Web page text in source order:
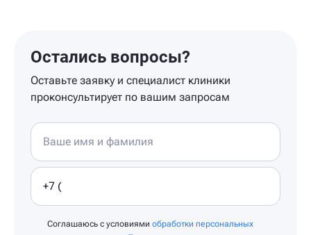
Остались вопросы?
Оставьте заявку и специалист клиники
проконсультирует по вашим запросам
Соглашаюсь с условиями обработки персональных